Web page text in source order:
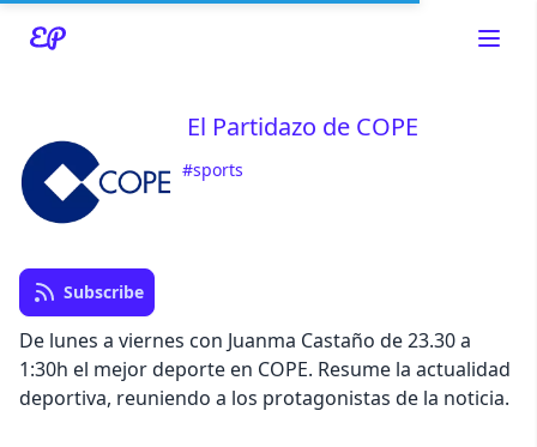
Read about our content policies
El Partidazo de COPE
#sports
Subscribe
De lunes a viernes con Juanma Castaño de 23.30 a
1:30h el mejor deporte en COPE. Resume la actualidad
deportiva, reuniendo a los protagonistas de la noticia.